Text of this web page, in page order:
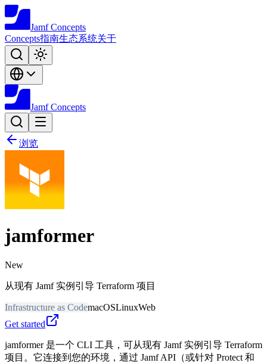
Jamf Concepts
Concepts指南生态系统关于
Jamf Concepts
浏览
jamformer
New
从现有 Jamf 实例引导 Terraform 项目
Infrastructure as CodemacOSLinuxWeb
Get started
jamformer 是一个 CLI 工具，可从现有 Jamf 实例引导 Terraform
项目。它连接到您的环境，通过 Jamf API（或针对 Protect 和